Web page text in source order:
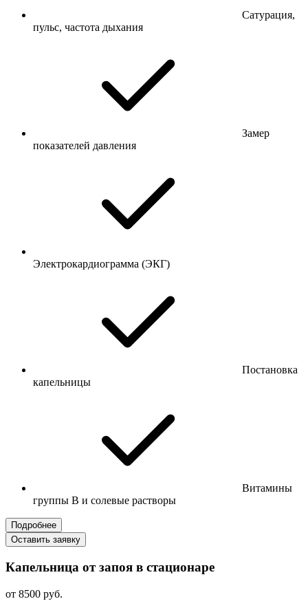
Сатурация,
пульс, частота дыхания
Замер
показателей давления
Электрокардиограмма (ЭКГ)
Постановка
капельницы
Витамины
группы B и солевые растворы
Подробнее
Оставить заявку
Капельница от запоя в стационаре
от 8500 руб.